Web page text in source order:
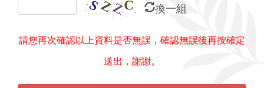
換一組
請您再次確認以上資料是否無誤，確認無誤後再按確定
送出，謝謝。